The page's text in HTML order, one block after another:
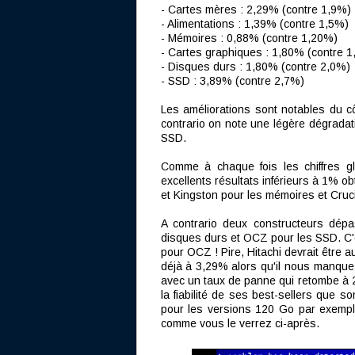
- Cartes mères : 2,29% (contre 1,9%)
- Alimentations : 1,39% (contre 1,5%)
- Mémoires : 0,88% (contre 1,20%)
- Cartes graphiques : 1,80% (contre
- Disques durs : 1,80% (contre 2,0%)
- SSD : 3,89% (contre 2,7%)
Les améliorations sont notables du
contrario on note une légère
SSD.
Comme à chaque fois les chiffres
excellents résultats inférieurs à 1%
et Kingston pour les mémoires et
A contrario deux constructeurs
disques durs et OCZ pour les SSD.
pour OCZ ! Pire, Hitachi devrait être
déjà à 3,29% alors qu'il nous
avec un taux de panne qui retombe
la fiabilité de ses best-sellers que
pour les versions 120 Go par
comme vous le verrez ci-après.